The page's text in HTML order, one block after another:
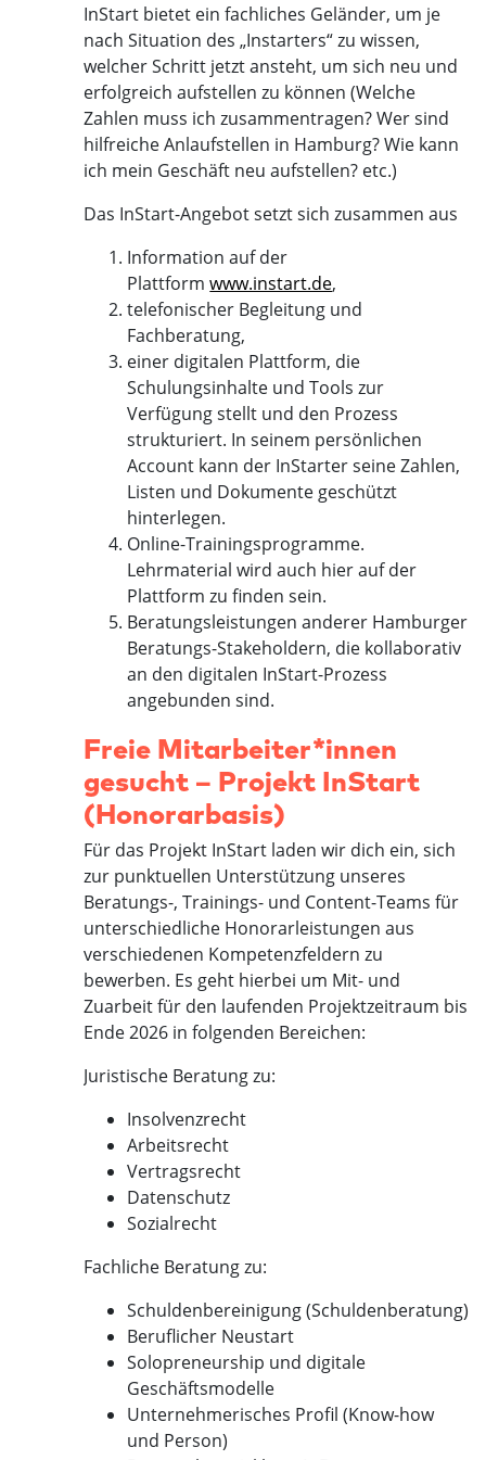
InStart bietet ein fachliches Geländer, um je
nach Situation des „Instarters“ zu wissen,
welcher Schritt jetzt ansteht, um sich neu und
erfolgreich aufstellen zu können (Welche
Zahlen muss ich zusammentragen? Wer sind
hilfreiche Anlaufstellen in Hamburg? Wie kann
ich mein Geschäft neu aufstellen? etc.)
Das InStart-Angebot setzt sich zusammen aus
Information auf der
Plattformwww.instart.de,
telefonischer Begleitung und
Fachberatung,
einer digitalen Plattform, die
Schulungsinhalte und Tools zur
Verfügung stellt und den Prozess
strukturiert. In seinem persönlichen
Account kann der InStarter seine Zahlen,
Listen und Dokumente geschützt
hinterlegen.
Online-Trainingsprogramme.
Lehrmaterial wird auch hier auf der
Plattform zu finden sein.
Beratungsleistungen anderer Hamburger
Beratungs-Stakeholdern, die kollaborativ
an den digitalen InStart-Prozess
angebunden sind.
Freie Mitarbeiter*innen
gesucht – Projekt InStart
(Honorarbasis)
Für das Projekt InStart laden wir dich ein, sich
zur punktuellen Unterstützung unseres
Beratungs-, Trainings- und Content-Teams für
unterschiedliche Honorarleistungen aus
verschiedenen Kompetenzfeldern zu
bewerben. Es geht hierbei um Mit- und
Zuarbeit für den laufenden Projektzeitraum bis
Ende 2026 in folgenden Bereichen:
Juristische Beratung zu:
Insolvenzrecht
Arbeitsrecht
Vertragsrecht
Datenschutz
Sozialrecht
Fachliche Beratung zu:
Schuldenbereinigung (Schuldenberatung)
Beruflicher Neustart
Solopreneurship und digitale
Geschäftsmodelle
Unternehmerisches Profil (Know-how
und Person)